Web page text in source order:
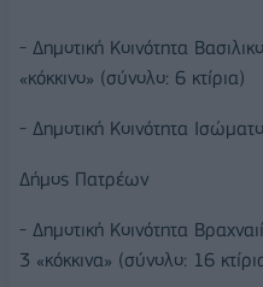
- Δημοτική Κοινότητα
«κόκκινο» (σύνολο: 6 κτίρια)
- Δημοτική Κοινότητα
Δήμος Πατρέων
- Δημοτική Κοινότητα
3 «κόκκινα» (σύνολο: 16